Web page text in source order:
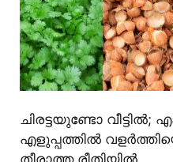
ചിരട്ടയുണ്ടോ വീട്ടിൽ;
എളുപ്പത്തിൽ